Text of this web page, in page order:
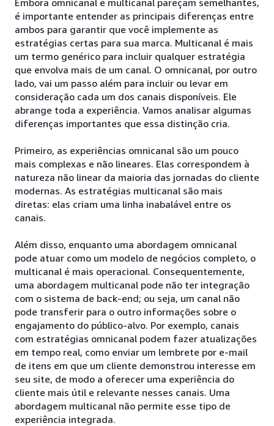
é importante entender as principais diferenças entre
ambos para garantir que você implemente as
estratégias certas para sua marca. Multicanal é mais
um termo genérico para incluir qualquer estratégia
que envolva mais de um canal. O omnicanal, por outro
lado, vai um passo além para incluir ou levar em
consideração cada um dos canais disponíveis. Ele
abrange toda a experiência. Vamos analisar algumas
diferenças importantes que essa distinção cria.
Primeiro, as experiências omnicanal são um pouco
mais complexas e não lineares. Elas correspondem à
natureza não linear da maioria das jornadas do cliente
modernas. As estratégias multicanal são mais
diretas: elas criam uma linha inabalável entre os
canais.
Além disso, enquanto uma abordagem omnicanal
pode atuar como um modelo de negócios completo, o
multicanal é mais operacional. Consequentemente,
uma abordagem multicanal pode não ter integração
com o sistema de back-end; ou seja, um canal não
pode transferir para o outro informações sobre o
engajamento do público-alvo. Por exemplo, canais
com estratégias omnicanal podem fazer atualizações
em tempo real, como enviar um lembrete por e-mail
de itens em que um cliente demonstrou interesse em
seu site, de modo a oferecer uma experiência do
cliente mais útil e relevante nesses canais. Uma
abordagem multicanal não permite esse tipo de
experiência integrada.